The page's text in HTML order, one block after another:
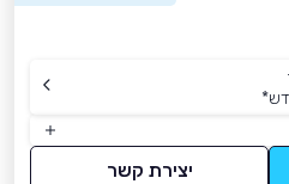
*
יצירת קשר